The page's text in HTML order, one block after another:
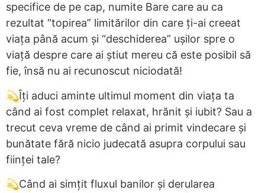
specifice de pe cap, numite Bare care au ca
rezultat “topirea” limitărilor din care ți-ai creeat
viața până acum și “deschiderea” ușilor spre o
viață despre care ai știut mereu că este posibil să
fie, însă nu ai recunoscut niciodată!
💫Îți aduci aminte ultimul moment din viața ta
când ai fost complet relaxat, hrănit și iubit? Sau a
trecut ceva vreme de când ai primit vindecare și
bunătate fără nicio judecată asupra corpului sau
ființei tale?
💫Când ai simțit fluxul banilor și derularea